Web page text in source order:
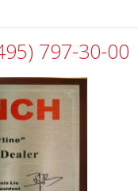
797-30-00